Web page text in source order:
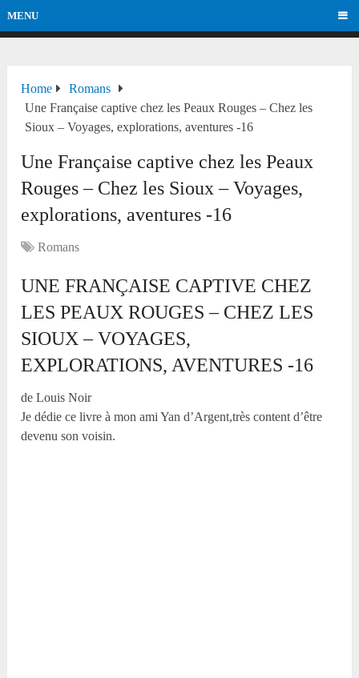
MENU
Home
Romans
Une Française captive chez les Peaux Rouges – Chez les
Sioux – Voyages, explorations, aventures -16
Une Française captive chez les Peaux
Rouges – Chez les Sioux – Voyages,
explorations, aventures -16
Romans
UNE FRANÇAISE CAPTIVE CHEZ
LES PEAUX ROUGES – CHEZ LES
SIOUX – VOYAGES,
EXPLORATIONS, AVENTURES -16
de Louis Noir
Je dédie ce livre à mon ami Yan d’Argent,très content d’être
devenu son voisin.